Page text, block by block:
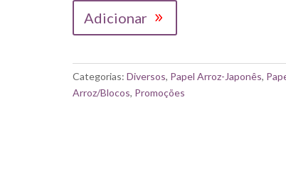
DE
ARROZ”
Adicionar
Categorias:Diversos, Papel Arroz-Japonês,
Arroz/Blocos, Promoções